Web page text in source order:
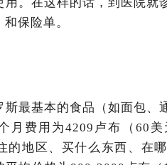
保险单。
最基本的食品（如面包、
月费用为4209卢布（60
的地区、买什么东西、在